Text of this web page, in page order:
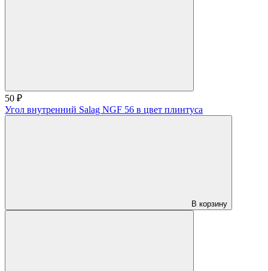
50 ₽
Угол внутренний Salag NGF 56 в цвет плинтуса
В корзину